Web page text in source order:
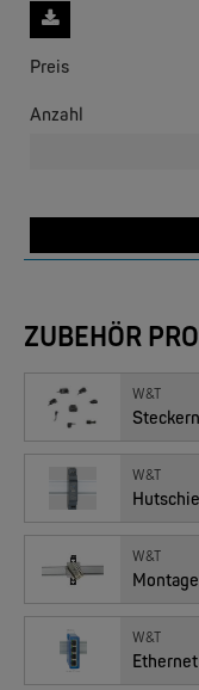
Preis
Anzahl
ZUBEHÖR
W&T
W&T
W&T
W&T
USB 3.0-Hub Industry
EKS ENGEL
e-Light 1000-4AC,